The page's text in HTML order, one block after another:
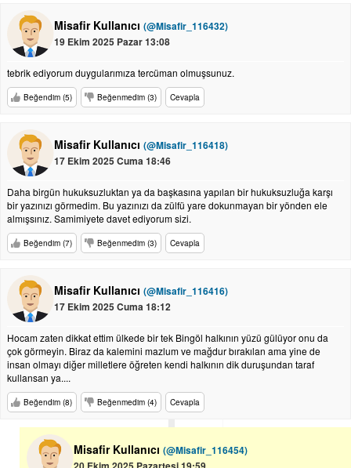
Misafir Kullanıcı (@Misafir_116432)
19 Ekim 2025 Pazar 13:08
tebrik ediyorum duygularımıza tercüman olmuşsunuz.
Beğendim (5) Beğenmedim (3) Cevapla
Misafir Kullanıcı (@Misafir_116418)
17 Ekim 2025 Cuma 18:46
Daha birgün hukuksuzluktan ya da başkasına yapılan bir hukuksuzluğa karşı
bir yazınızı görmedim. Bu yazınızı da zülfü yare dokunmayan bir yönden ele
almışsınız. Samimiyete davet ediyorum sizi.
Beğendim (7) Beğenmedim (3) Cevapla
Misafir Kullanıcı (@Misafir_116416)
17 Ekim 2025 Cuma 18:12
Hocam zaten dikkat ettim ülkede bir tek Bingöl halkının yüzü gülüyor onu da
çok görmeyin. Biraz da kalemini mazlum ve mağdur bırakılan ama yine de
insan olmayı diğer milletlere öğreten kendi halkının dik duruşundan taraf
kullansan ya....
Beğendim (8) Beğenmedim (4) Cevapla
Misafir Kullanıcı (@Misafir_116454)